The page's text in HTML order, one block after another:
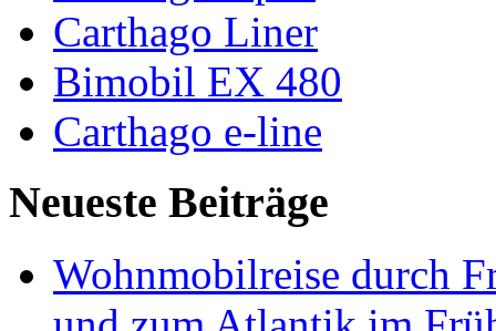
Carthago Liner
Bimobil EX 480
Carthago e-line
Neueste Beiträge
Wohnmobilreise durch